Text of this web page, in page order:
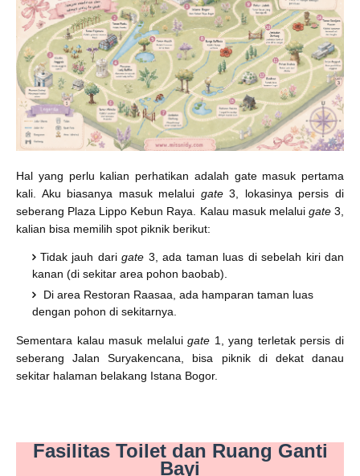
Hal yang perlu kalian perhatikan adalah gate masuk pertama
kali. Aku biasanya masuk melalui gate3, lokasinya persis di
seberang Plaza Lippo Kebun Raya. Kalau masuk melalui gate3,
kalian bisa memilih spot piknik berikut:
Tidak jauh darigate 3, ada taman luas di sebelah kiri dan
kanan (di sekitar area pohon baobab).
Di area Restoran Raasaa, ada hamparan taman luas
dengan pohon di sekitarnya.
Sementara kalau masuk melaluigate 1, yang terletak persis di
seberang Jalan Suryakencana, bisa piknik di dekat danau
sekitar halaman belakang Istana Bogor.
Fasilitas Toilet dan Ruang Ganti
Bayi